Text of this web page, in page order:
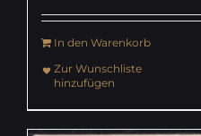
In den Warenkorb
Zur Wunschliste
hinzufügen